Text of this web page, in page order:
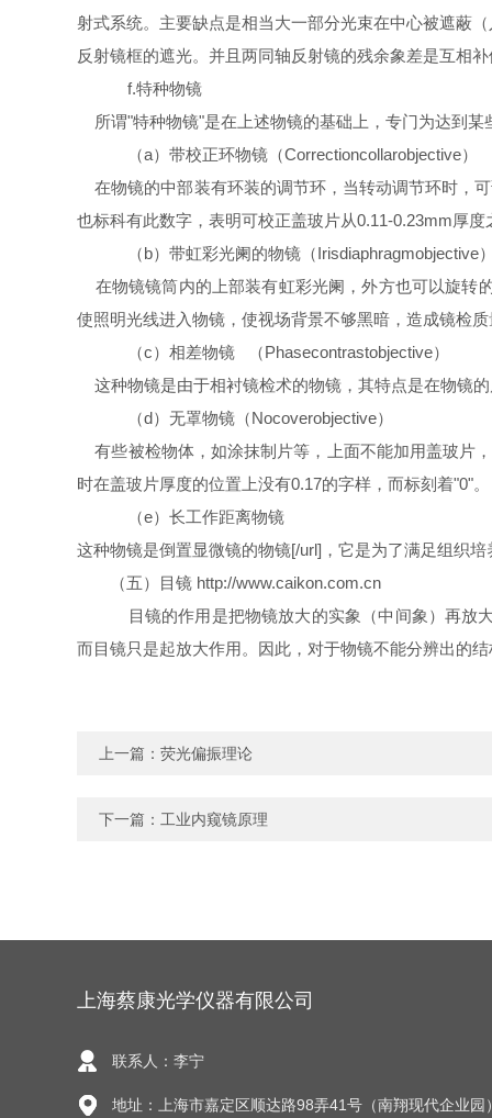
射式系统。主要缺点是相当大一部分光束在中心被遮蔽
反射镜框的遮光。并且两同轴反射镜的残余象差是互相
f.特种物镜
所谓"特种物镜"是在上述物镜的基础上，专门为达到
（a）带校正环物镜（Correctioncollarobjective）
在物镜的中部装有环装的调节环，当转动调节环时，
也标科有此数字，表明可校正盖玻片从0.11-0.23mm厚度
（b）带虹彩光阑的物镜（Irisdiaphragmobjective
在物镜镜筒内的上部装有虹彩光阑，外方也可以旋转
使照明光线进入物镜，使视场背景不够黑暗，造成镜检
（c）相差物镜 （Phasecontrastobjective）
这种物镜是由于相衬镜检术的物镜，其特点是在物镜
（d）无罩物镜（Nocoverobjective）
有些被检物体，如涂抹制片等，上面不能加用盖玻片
时在盖玻片厚度的位置上没有0.17的字样，而标刻着"0"。
（e）长工作距离物镜
这种物镜是倒置显微镜的物镜[/url]，它是为了满足组织
（五）目镜 http://www.caikon.com.cn
目镜的作用是把物镜放大的实象（中间象）再放
而目镜只是起放大作用。因此，对于物镜不能分辨出的
上一篇： 荧光偏振理论
下一篇： 工业内窥镜原理
上海蔡康光学仪器有限公司
联系人：李宁
地址：上海市嘉定区顺达路98弄41号（南翔现代企业园